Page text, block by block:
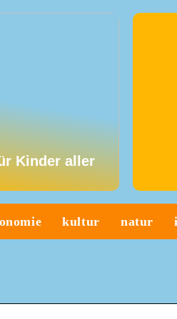
Kinder aller
kultur natur